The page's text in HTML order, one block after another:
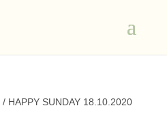
/ HAPPY SUNDAY 18.10.2020